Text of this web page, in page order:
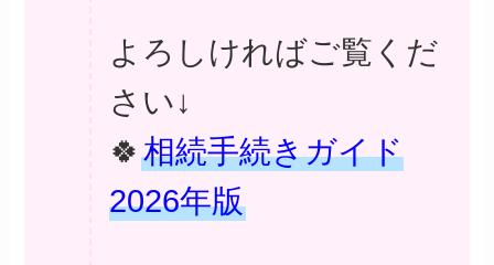
よろしければご覧くだ
さい↓
🍀 相続手続きガイド
2026年版